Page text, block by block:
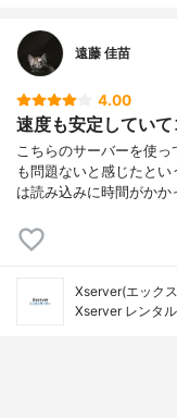
遠藤 佳苗
4.00
速度も安定していて
こちらのサーバーを使
も問題ないと感じたと
は読み込みに時間がか
Xserver(エック
Xserver レンタ